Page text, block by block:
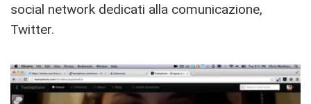
social network dedicati alla comunicazione,
Twitter.